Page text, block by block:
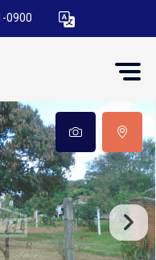
0900